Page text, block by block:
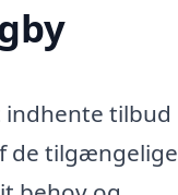
indhente tilbud
de tilgængelige